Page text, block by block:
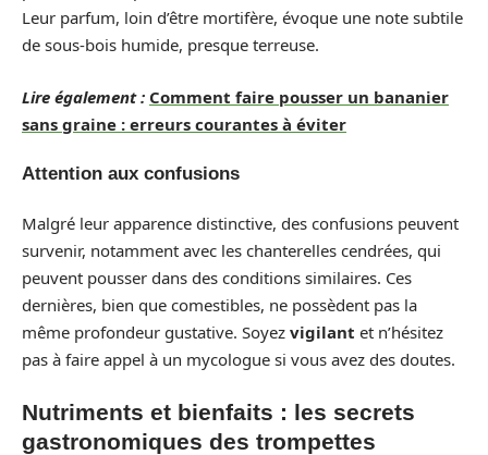
Leur parfum, loin d’être mortifère, évoque une note subtile
de sous-bois humide, presque terreuse.
Lire également : Comment faire pousser un bananier
sans graine : erreurs courantes à éviter
Attention aux confusions
Malgré leur apparence distinctive, des confusions peuvent
survenir, notamment avec les chanterelles cendrées, qui
peuvent pousser dans des conditions similaires. Ces
dernières, bien que comestibles, ne possèdent pas la
même profondeur gustative. Soyez vigilant et n’hésitez
pas à faire appel à un mycologue si vous avez des doutes.
Nutriments et bienfaits : les secrets
gastronomiques des trompettes